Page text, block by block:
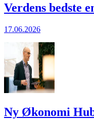
Verdens bedste
17.06.2026
Ny Økonomi